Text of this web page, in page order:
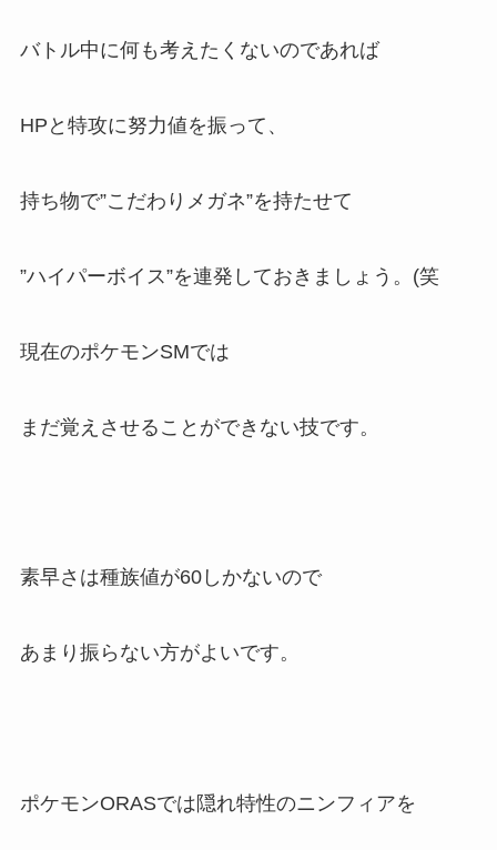
バトル中に何も考えたくないのであれば
HPと特攻に努力値を振って、
持ち物で”こだわりメガネ”を持たせて
”ハイパーボイス”を連発しておきましょう。(笑
現在のポケモンSMでは
まだ覚えさせることができない技です。
素早さは種族値が60しかないので
あまり振らない方がよいです。
ポケモンORASでは隠れ特性のニンフィアを